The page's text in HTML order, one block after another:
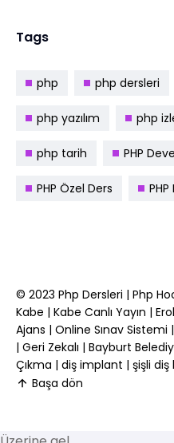
Tags
php php dersleri
php yazılım php
php tarih PHP
PHP Özel Ders PHP
© 2023 Php Dersleri | Php
Kabe | Kabe Canlı Yayın |
Ajans | Online Sınav Sistemi |
| Geri Zekalı | Bayburt
Çıkma | diş implant | şişli diş
Başa dön